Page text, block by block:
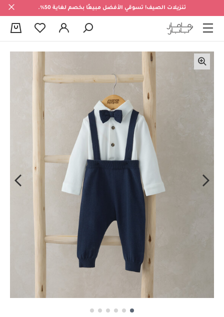
تنزيلات الصيف! تسوقي الأفضل مبيعًا بخصم لغاية 50%.